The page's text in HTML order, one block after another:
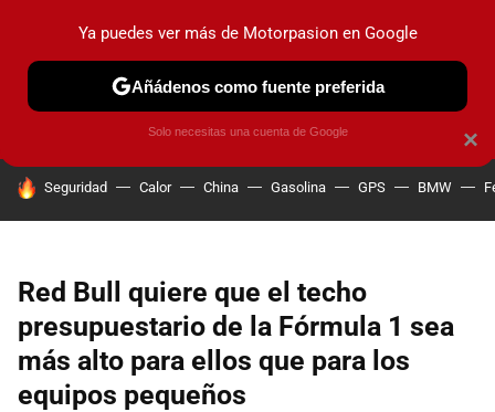
PRUEBAS COCHES ELÉCTRICOS OBSERVATORIO
HOY SE HABLA DE
Seguridad Calor China Gasolina GPS BMW
Red Bull quiere que el techo
presupuestario de la Fórmula 1 sea
más alto para ellos que para los
equipos pequeños
×
Ya puedes ver más de Motorpasion en Google
Añádenos como fuente preferida
Solo necesitas una cuenta de Google